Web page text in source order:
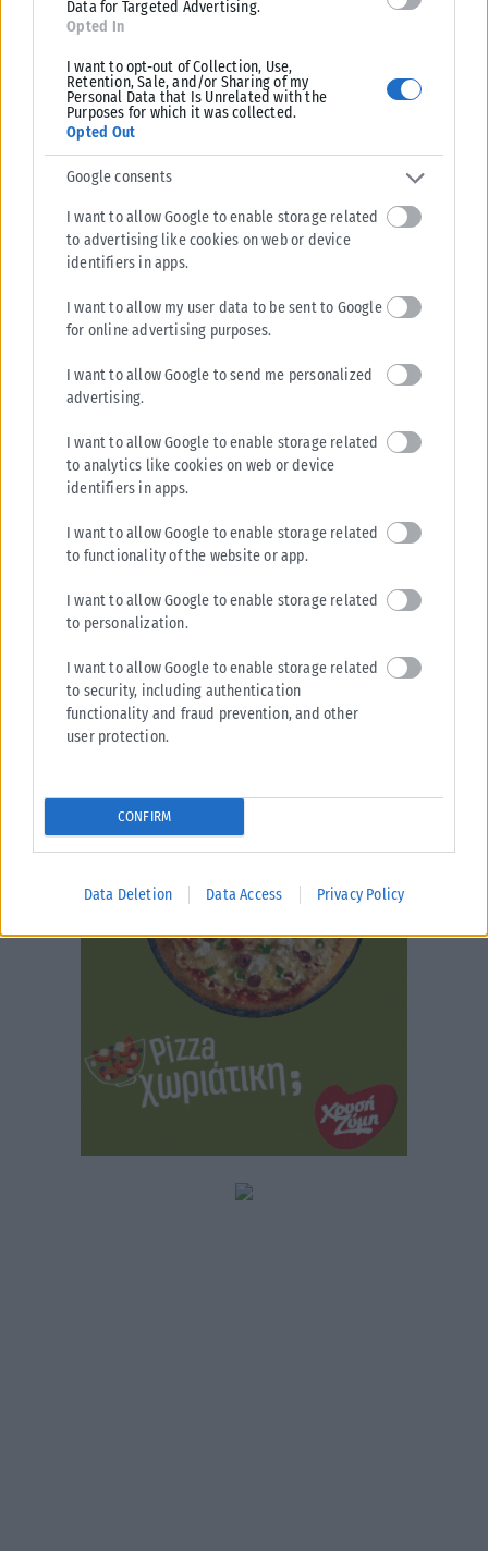
Data for Targeted Advertising.
Opted In
I want to opt-out of Collection, Use,
Retention, Sale, and/or Sharing of my
Personal Data that Is Unrelated with the
Purposes for which it was collected.
Opted Out
Google consents
I want to allow Google to enable storage related
to advertising like cookies on web or device
identifiers in apps.
I want to allow my user data to be sent to Google
for online advertising purposes.
I want to allow Google to send me personalized
advertising.
I want to allow Google to enable storage related
to analytics like cookies on web or device
identifiers in apps.
I want to allow Google to enable storage related
to functionality of the website or app.
I want to allow Google to enable storage related
to personalization.
I want to allow Google to enable storage related
to security, including authentication
functionality and fraud prevention, and other
user protection.
CONFIRM
Data Deletion Data Access Privacy Policy
ΠΟΛΙΤΙΚΉ
ΠΑΣΟΚ: «Ποιος θα πληρώσει τα 40 εκατ. ευρώ για τα
“Σπιτάκια Ανακύκλωσης”;»
Το ερώτημα «ποιος θα πληρώσει τον λογαριασμό» των 40 εκατ. για τα
«Σπιτάκια Ανακύκλωσης» απευθύνει εκ νέου το ΠΑΣΟΚ προς...
ΑΝΑΡΤΉΘΗΚΕ ΑΠΌKARFITSANEWS 07/08/2026